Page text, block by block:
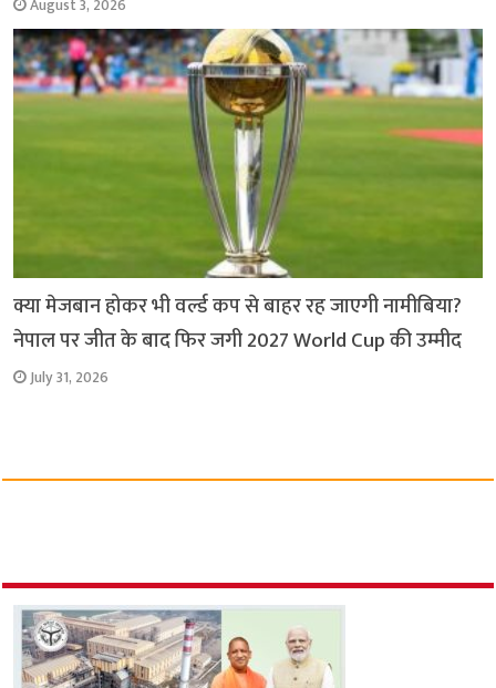
August 3, 2026
क्या मेजबान होकर भी वर्ल्ड कप से बाहर रह जाएगी नामीबिया?
नेपाल पर जीत के बाद फिर जगी 2027 World Cup की उम्मीद
July 31, 2026